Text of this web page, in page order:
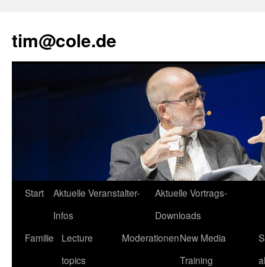
tim@cole.de
Start
Aktuelle Veranstalter-
Infos
Aktuelle Vortrags-
Downloads
Familie
Lecture
topics
ModerationenNew Media
Training